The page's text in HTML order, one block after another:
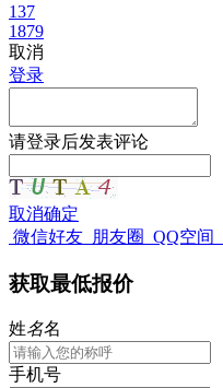
137
1879
取消
登录
请登录后发表评论
取消确定
微信好友 朋友圈 QQ空间
获取最低报价
姓名名
手机号